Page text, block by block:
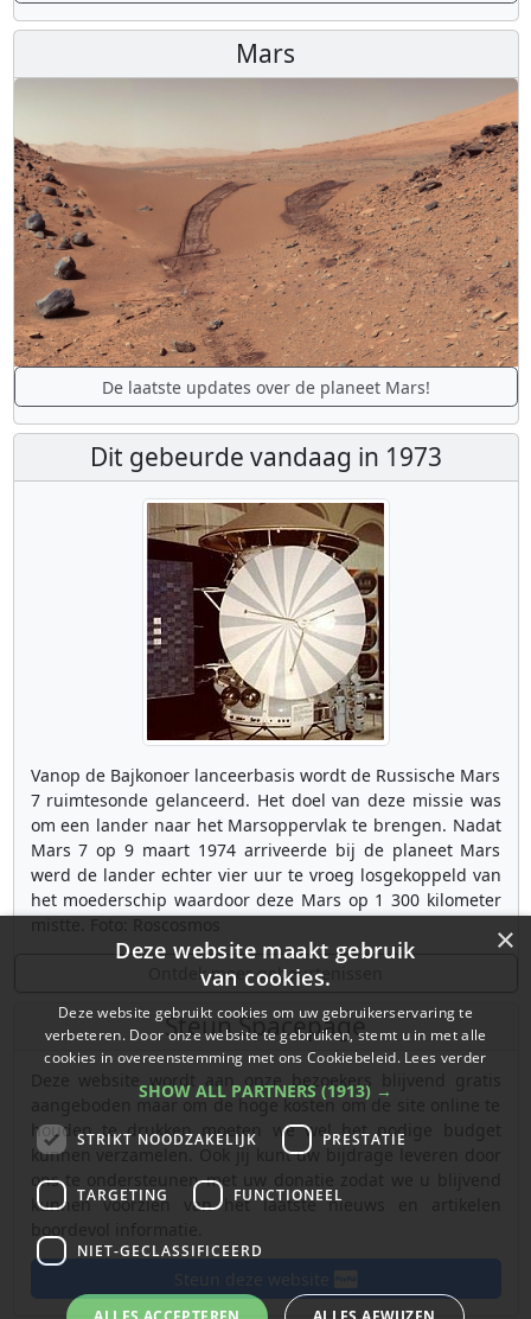
Mars
De laatste updates over de planeet Mars!
Dit gebeurde vandaag in 1973
Vanop de Bajkonoer lanceerbasis wordt de Russische Mars
7 ruimtesonde gelanceerd. Het doel van deze missie was
om een lander naar het Marsoppervlak te brengen. Nadat
Mars 7 op 9 maart 1974 arriveerde bij de planeet Mars
werd de lander echter vier uur te vroeg losgekoppeld van
het moederschip waardoor deze Mars op 1 300 kilometer
Ontdek meer gebeurtenissen
Steun Spacepage
Deze website wordt aan onze bezoekers blijvend gratis
aangeboden maar om de hoge kosten om de site online te
houden te drukken moeten we wel het nodige budget
kunnen verzamelen. Ook jij kunt uw bijdrage leveren door
ons te ondersteunen met uw donatie zodat we u blijvend
kunnen voorzien van het laatste nieuws en artikelen
Steun deze website
×
Deze website maakt gebruik
van cookies.
Deze website gebruikt cookies om uw gebruikerservaring te
verbeteren. Door onze website te gebruiken, stemt u in met alle
cookies in overeenstemming met ons Cookiebeleid. Lees verder
SHOW ALL PARTNERS (1913) →
STRIKT NOODZAKELIJK PRESTATIE
TARGETING FUNCTIONEEL
NIET-GECLASSIFICEERD